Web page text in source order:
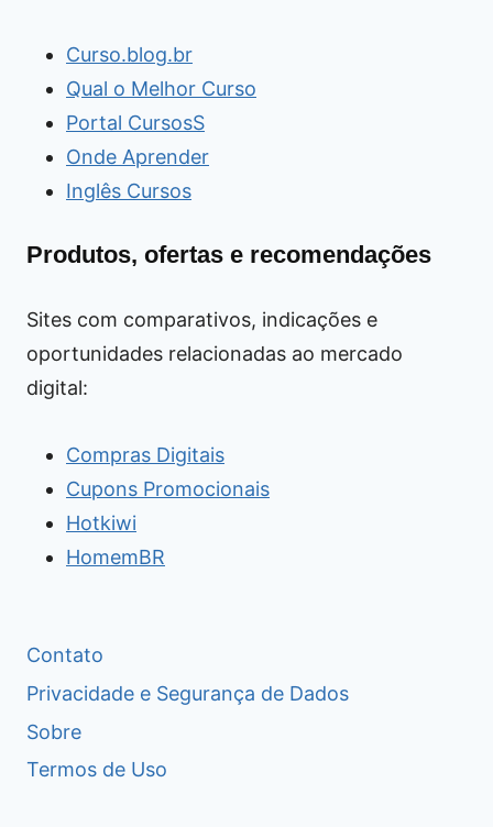
Curso.blog.br
Qual o Melhor Curso
Portal CursosS
Onde Aprender
Inglês Cursos
Produtos, ofertas e recomendações
Sites com comparativos, indicações e
oportunidades relacionadas ao mercado
digital:
Compras Digitais
Cupons Promocionais
Hotkiwi
HomemBR
Contato
Privacidade e Segurança de Dados
Sobre
Termos de Uso